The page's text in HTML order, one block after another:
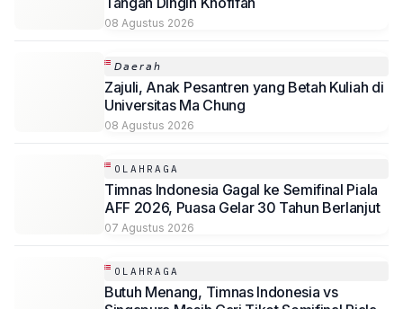
08 Agustus 2026
𝘋𝘢𝘦𝘳𝘢𝘩
Zajuli, Anak Pesantren yang Betah Kuliah di
Universitas Ma Chung
08 Agustus 2026
OLAHRAGA
Timnas Indonesia Gagal ke Semifinal Piala
AFF 2026, Puasa Gelar 30 Tahun Berlanjut
07 Agustus 2026
OLAHRAGA
Butuh Menang, Timnas Indonesia vs